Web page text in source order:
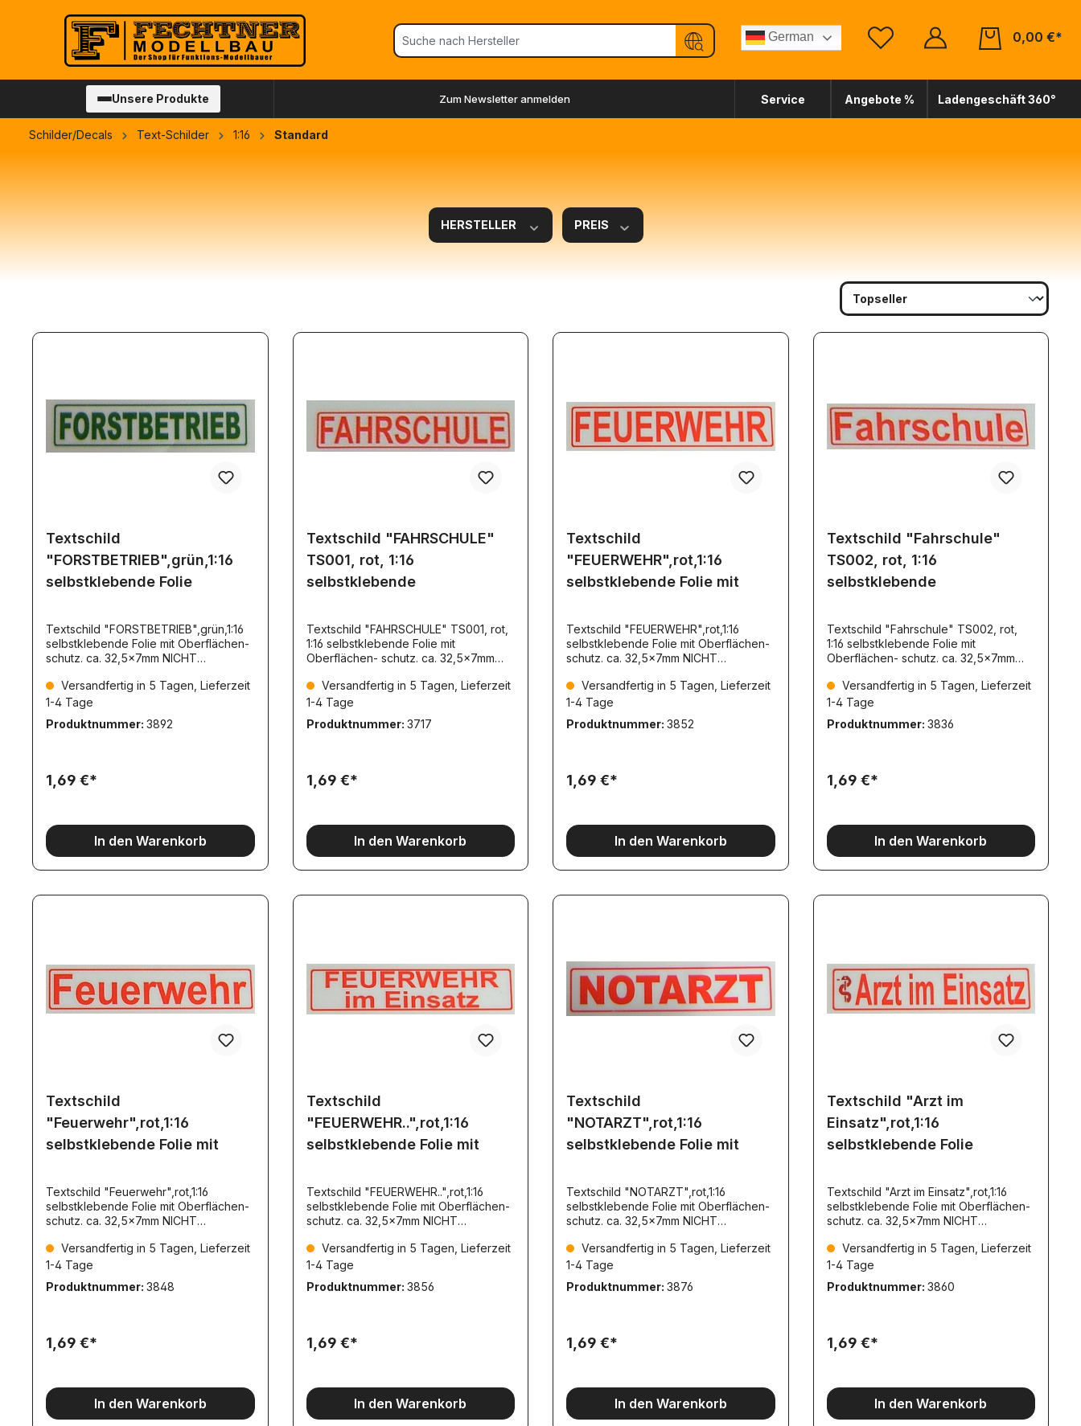
Zur Hauptnavigation springen
German
0,00 €*
Unsere Produkte Zum Newsletter anmelden Service Angebote % Ladengeschäft 360°
Schilder/Decals Text-Schilder 1:16 Standard
HERSTELLER PREIS
Textschild
"FORSTBETRIEB",grün,1:16
selbstklebende Folie
Textschild "FORSTBETRIEB",grün,1:16
selbstklebende Folie mit Oberflächen-
schutz. ca. 32,5x7mm NICHT
Versandfertig in 5 Tagen, Lieferzeit
1-4 Tage
Produktnummer: 3892
1,69 €*
In den Warenkorb
Textschild "FAHRSCHULE"
TS001, rot, 1:16
selbstklebende
Textschild "FAHRSCHULE" TS001, rot,
1:16 selbstklebende Folie mit
Oberflächen- schutz. ca. 32,5x7mm
Versandfertig in 5 Tagen, Lieferzeit
1-4 Tage
Produktnummer: 3717
1,69 €*
In den Warenkorb
Textschild
"FEUERWEHR",rot,1:16
selbstklebende Folie mit
Textschild "FEUERWEHR",rot,1:16
selbstklebende Folie mit Oberflächen-
schutz. ca. 32,5x7mm NICHT
Versandfertig in 5 Tagen, Lieferzeit
1-4 Tage
Produktnummer: 3852
1,69 €*
In den Warenkorb
Textschild "Fahrschule"
TS002, rot, 1:16
selbstklebende
Textschild "Fahrschule" TS002, rot,
1:16 selbstklebende Folie mit
Oberflächen- schutz. ca. 32,5x7mm
Versandfertig in 5 Tagen, Lieferzeit
1-4 Tage
Produktnummer: 3836
1,69 €*
In den Warenkorb
Textschild
"Feuerwehr",rot,1:16
selbstklebende Folie mit
Textschild "Feuerwehr",rot,1:16
selbstklebende Folie mit Oberflächen-
schutz. ca. 32,5x7mm NICHT
Versandfertig in 5 Tagen, Lieferzeit
1-4 Tage
Produktnummer: 3848
1,69 €*
In den Warenkorb
Textschild
"FEUERWEHR..",rot,1:16
selbstklebende Folie mit
Textschild "FEUERWEHR..",rot,1:16
selbstklebende Folie mit Oberflächen-
schutz. ca. 32,5x7mm NICHT
Versandfertig in 5 Tagen, Lieferzeit
1-4 Tage
Produktnummer: 3856
1,69 €*
In den Warenkorb
Textschild
"NOTARZT",rot,1:16
selbstklebende Folie mit
Textschild "NOTARZT",rot,1:16
selbstklebende Folie mit Oberflächen-
schutz. ca. 32,5x7mm NICHT
Versandfertig in 5 Tagen, Lieferzeit
1-4 Tage
Produktnummer: 3876
1,69 €*
In den Warenkorb
Textschild "Arzt im
Einsatz",rot,1:16
selbstklebende Folie
Textschild "Arzt im Einsatz",rot,1:16
selbstklebende Folie mit Oberflächen-
schutz. ca. 32,5x7mm NICHT
Versandfertig in 5 Tagen, Lieferzeit
1-4 Tage
Produktnummer: 3860
1,69 €*
In den Warenkorb